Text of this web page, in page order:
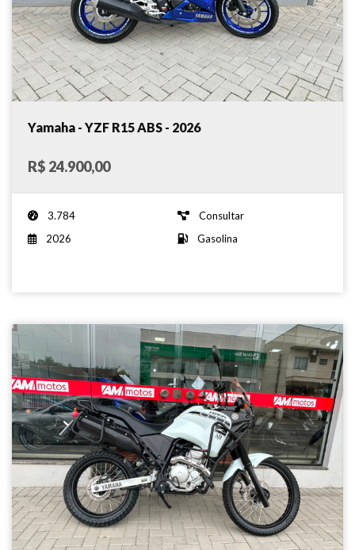
Yamaha - YZF R15 ABS - 2026
R$ 24.900,00
3.784
Consultar
2026
Gasolina